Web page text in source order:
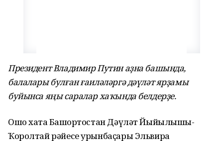
Президент Владимир Путин аҙна башында,
балалары булған ғаиләләргә дәүләт ярҙамы
буйынса яңы саралар хаҡында белдерҙе.
Ошо хаҡта Башҡортостан Дәүләт Йыйылышы-
Ҡоролтай рәйесе урынбаҫары Эльвира